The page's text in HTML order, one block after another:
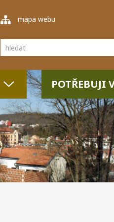
mapa webu
Vyhledávání
POTŘEBUJI